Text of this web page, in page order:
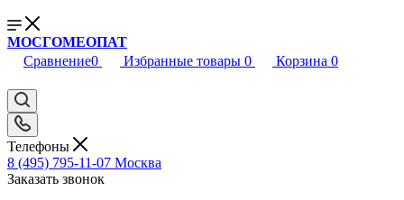
МОСГОМЕОПАТ
Сравнение0 Избранные товары 0 Корзина 0
Телефоны
8 (495) 795-11-07 Москва
Заказать звонок